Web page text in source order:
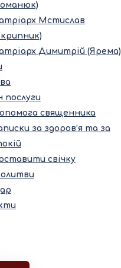
Мстислав
Димитрій (Ярема)
послуги
священника
за здоров’я та за
свічку